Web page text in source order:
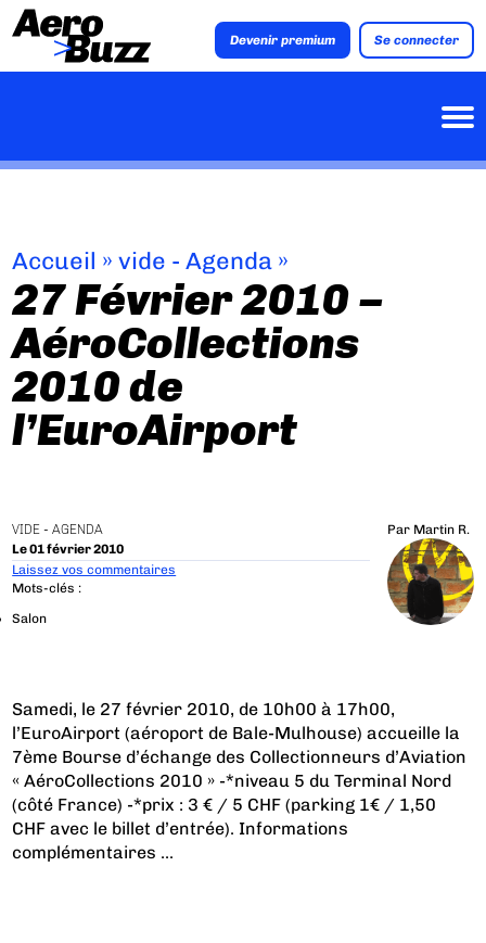
Devenir premium Se connecter
Accueil »vide - Agenda »
27 Février 2010 –
AéroCollections
2010 de
l’EuroAirport
VIDE - AGENDA
Le 01 février 2010
Par Martin R.
Laissez vos commentaires
Mots-clés :
Salon
Samedi, le 27 février 2010, de 10h00 à 17h00,
l’EuroAirport (aéroport de Bale-Mulhouse) accueille la
7ème Bourse d’échange des Collectionneurs d’Aviation
« AéroCollections 2010 » -*niveau 5 du Terminal Nord
(côté France) -*prix : 3 € / 5 CHF (parking 1€ / 1,50
CHF avec le billet d’entrée). Informations
complémentaires ...